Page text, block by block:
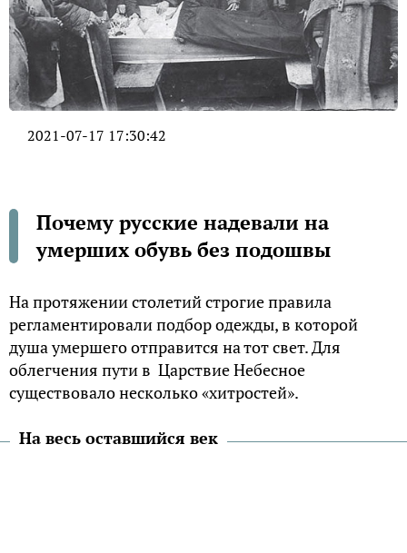
2021-07-17 17:30:42
Почему русские надевали на
умерших обувь без подошвы
На протяжении столетий строгие правила
регламентировали подбор одежды, в которой
душа умершего отправится на тот свет. Для
облегчения пути в Царствие Небесное
существовало несколько «хитростей».
На весь оставшийся век